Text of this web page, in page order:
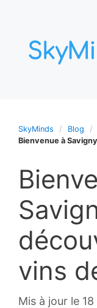
contenu
SkyMinds
Blog
Bienvenue à
vins
Mis à jour le